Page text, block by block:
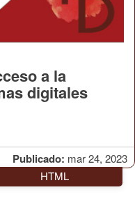
Publicado: mar 24, 2023
a la
digitales
HTML